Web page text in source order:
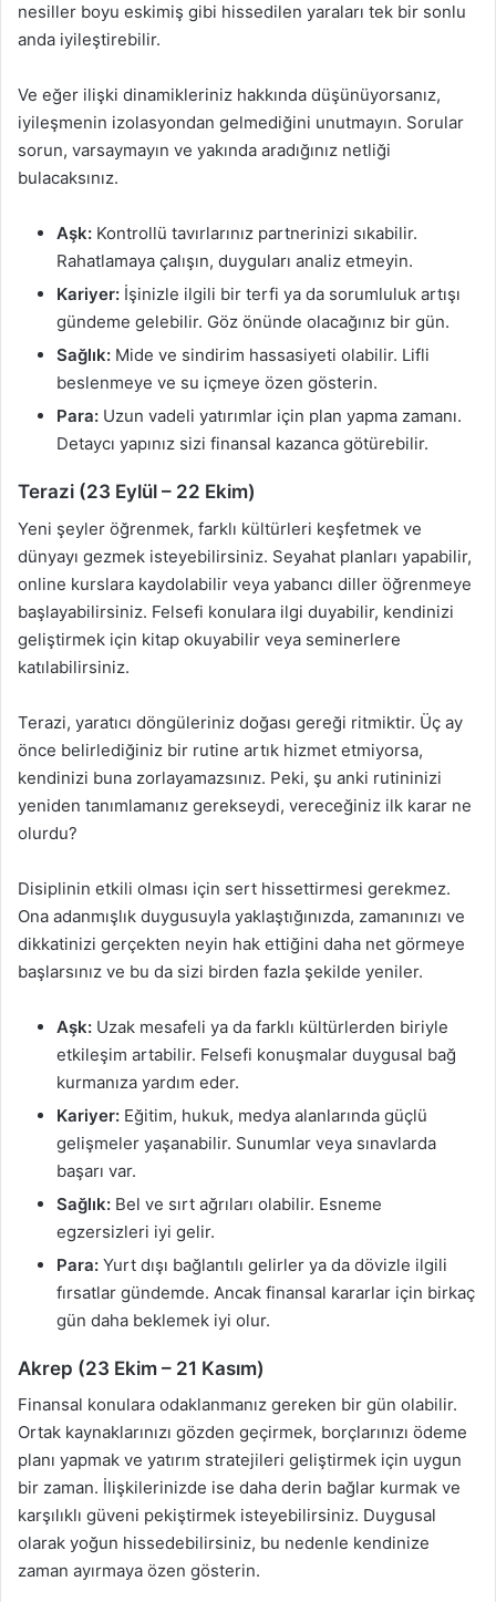
nesiller boyu eskimiş gibi hissedilen yaraları tek bir sonlu
anda iyileştirebilir.
Ve eğer ilişki dinamikleriniz hakkında düşünüyorsanız,
iyileşmenin izolasyondan gelmediğini unutmayın. Sorular
sorun, varsaymayın ve yakında aradığınız netliği
bulacaksınız.
Aşk: Kontrollü tavırlarınız partnerinizi sıkabilir.
Rahatlamaya çalışın, duyguları analiz etmeyin.
Kariyer: İşinizle ilgili bir terfi ya da sorumluluk artışı
gündeme gelebilir. Göz önünde olacağınız bir gün.
Sağlık: Mide ve sindirim hassasiyeti olabilir. Lifli
beslenmeye ve su içmeye özen gösterin.
Para: Uzun vadeli yatırımlar için plan yapma zamanı.
Detaycı yapınız sizi finansal kazanca götürebilir.
Terazi (23 Eylül – 22 Ekim)
Yeni şeyler öğrenmek, farklı kültürleri keşfetmek ve
dünyayı gezmek isteyebilirsiniz. Seyahat planları yapabilir,
online kurslara kaydolabilir veya yabancı diller öğrenmeye
başlayabilirsiniz. Felsefi konulara ilgi duyabilir, kendinizi
geliştirmek için kitap okuyabilir veya seminerlere
katılabilirsiniz.
Terazi, yaratıcı döngüleriniz doğası gereği ritmiktir. Üç ay
önce belirlediğiniz bir rutine artık hizmet etmiyorsa,
kendinizi buna zorlayamazsınız. Peki, şu anki rutininizi
yeniden tanımlamanız gerekseydi, vereceğiniz ilk karar ne
olurdu?
Disiplinin etkili olması için sert hissettirmesi gerekmez.
Ona adanmışlık duygusuyla yaklaştığınızda, zamanınızı ve
dikkatinizi gerçekten neyin hak ettiğini daha net görmeye
başlarsınız ve bu da sizi birden fazla şekilde yeniler.
Aşk: Uzak mesafeli ya da farklı kültürlerden biriyle
etkileşim artabilir. Felsefi konuşmalar duygusal bağ
kurmanıza yardım eder.
Kariyer: Eğitim, hukuk, medya alanlarında güçlü
gelişmeler yaşanabilir. Sunumlar veya sınavlarda
başarı var.
Sağlık: Bel ve sırt ağrıları olabilir. Esneme
egzersizleri iyi gelir.
Para: Yurt dışı bağlantılı gelirler ya da dövizle ilgili
fırsatlar gündemde. Ancak finansal kararlar için birkaç
gün daha beklemek iyi olur.
Akrep (23 Ekim – 21 Kasım)
Finansal konulara odaklanmanız gereken bir gün olabilir.
Ortak kaynaklarınızı gözden geçirmek, borçlarınızı ödeme
planı yapmak ve yatırım stratejileri geliştirmek için uygun
bir zaman. İlişkilerinizde ise daha derin bağlar kurmak ve
karşılıklı güveni pekiştirmek isteyebilirsiniz. Duygusal
olarak yoğun hissedebilirsiniz, bu nedenle kendinize
zaman ayırmaya özen gösterin.